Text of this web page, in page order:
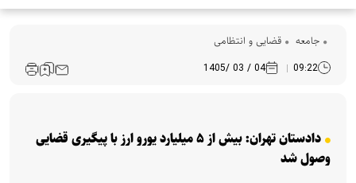
جامعه قضایی و انتظامی
09:22
04 / 03 /1405
دادستان تهران: بیش از ۵ میلیارد یورو ارز با پیگیری قضایی
وصول شد